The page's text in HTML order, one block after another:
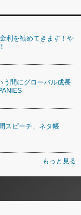
利を勧めてきます！や
う間にグローバル成長
スピーチ」ネタ帳
もっと見る